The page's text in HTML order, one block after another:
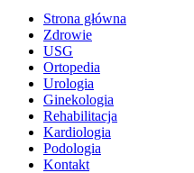
Strona główna
Zdrowie
USG
Ortopedia
Urologia
Ginekologia
Rehabilitacja
Kardiologia
Podologia
Kontakt